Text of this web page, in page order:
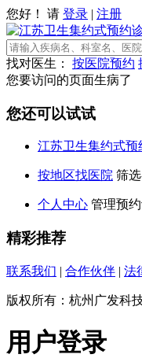
您好！ 请 登录 | 注册
找对医生：
按医院预约
您要访问的页面生病了
您还可以试试
江苏卫生集约式
按地区找医院 筛
个人中心 管理预
精彩推荐
联系我们 | 合作伙伴 | 法
版权所有：杭州广发科
用户登录